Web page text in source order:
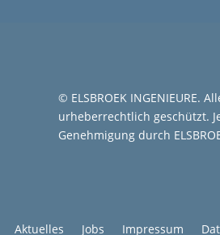
© ELSBROEK INGENIEURE.
urheberrechtlich geschützt.
Genehmigung durch
Aktuelles Jobs Impressum